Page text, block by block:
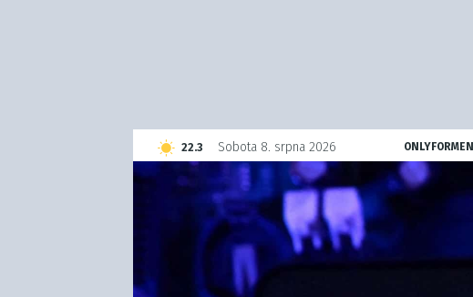
22.3 Czech
Sobota 8. srpna 2026 ONLYFORMEN